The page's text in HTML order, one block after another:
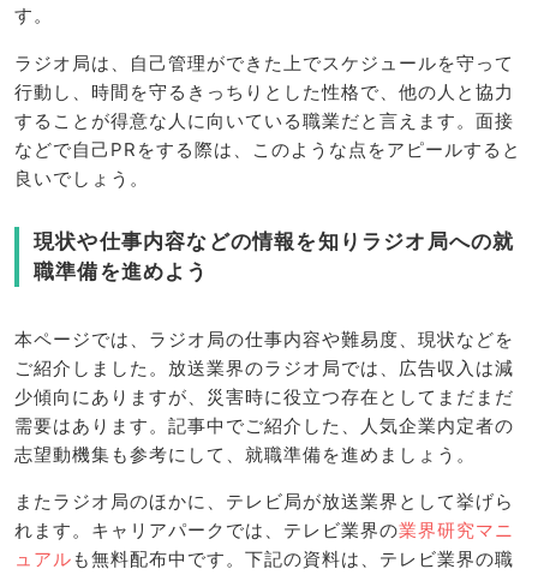
す。
ラジオ局は、自己管理ができた上でスケジュールを守って
行動し、時間を守るきっちりとした性格で、他の人と協力
することが得意な人に向いている職業だと言えます。面接
などで自己PRをする際は、このような点をアピールすると
良いでしょう。
現状や仕事内容などの情報を知りラジオ局への就
職準備を進めよう
本ページでは、ラジオ局の仕事内容や難易度、現状などを
ご紹介しました。放送業界のラジオ局では、広告収入は減
少傾向にありますが、災害時に役立つ存在としてまだまだ
需要はあります。記事中でご紹介した、人気企業内定者の
志望動機集も参考にして、就職準備を進めましょう。
またラジオ局のほかに、テレビ局が放送業界として挙げら
れます。キャリアパークでは、テレビ業界の業界研究マニ
ュアル も無料配布中です。下記の資料は、テレビ業界の職